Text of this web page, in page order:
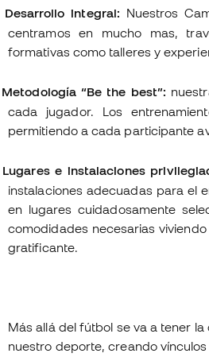
Desarrollo integral: Nuestros
centramos en mucho mas,
formativas como talleres y
Metodología “Be the best”:
cada jugador. Los
permitiendo a cada participante
Lugares e instalaciones
instalaciones adecuadas para el
en lugares cuidadosamente
comodidades necesarias viviendo
gratificante.
Más allá del fútbol se va a tener
nuestro deporte, creando